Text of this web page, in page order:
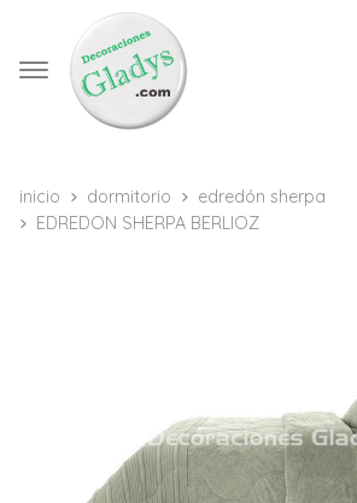
inicio dormitorio
edredón sherpa
EDREDON SHERPA BERLIOZ